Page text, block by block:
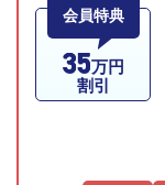
会員特典
35万円
割引